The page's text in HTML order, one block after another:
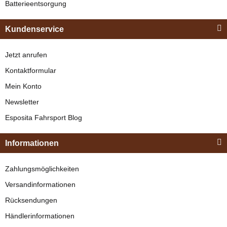
Synthetikmaterial,
Zilco
Adapter
13,95 € - 14,95 €
"Shettyglück"
Braun
329,00 €*
Batterieentsorgung
Kundenservice
Jetzt anrufen
Kontaktformular
Mein Konto
Newsletter
Esposita Fahrsport Blog
Informationen
Zahlungsmöglichkeiten
Versandinformationen
Rücksendungen
Händlerinformationen